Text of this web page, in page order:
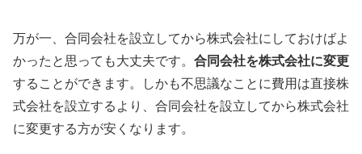
万が一、合同会社を設立してから株式会社にしておけばよ
かったと思っても大丈夫です。 合同会社を株式会社に変更
することができます。しかも不思議なことに費用は直接株
式会社を設立するより、合同会社を設立してから株式会社
に変更する方が安くなります。